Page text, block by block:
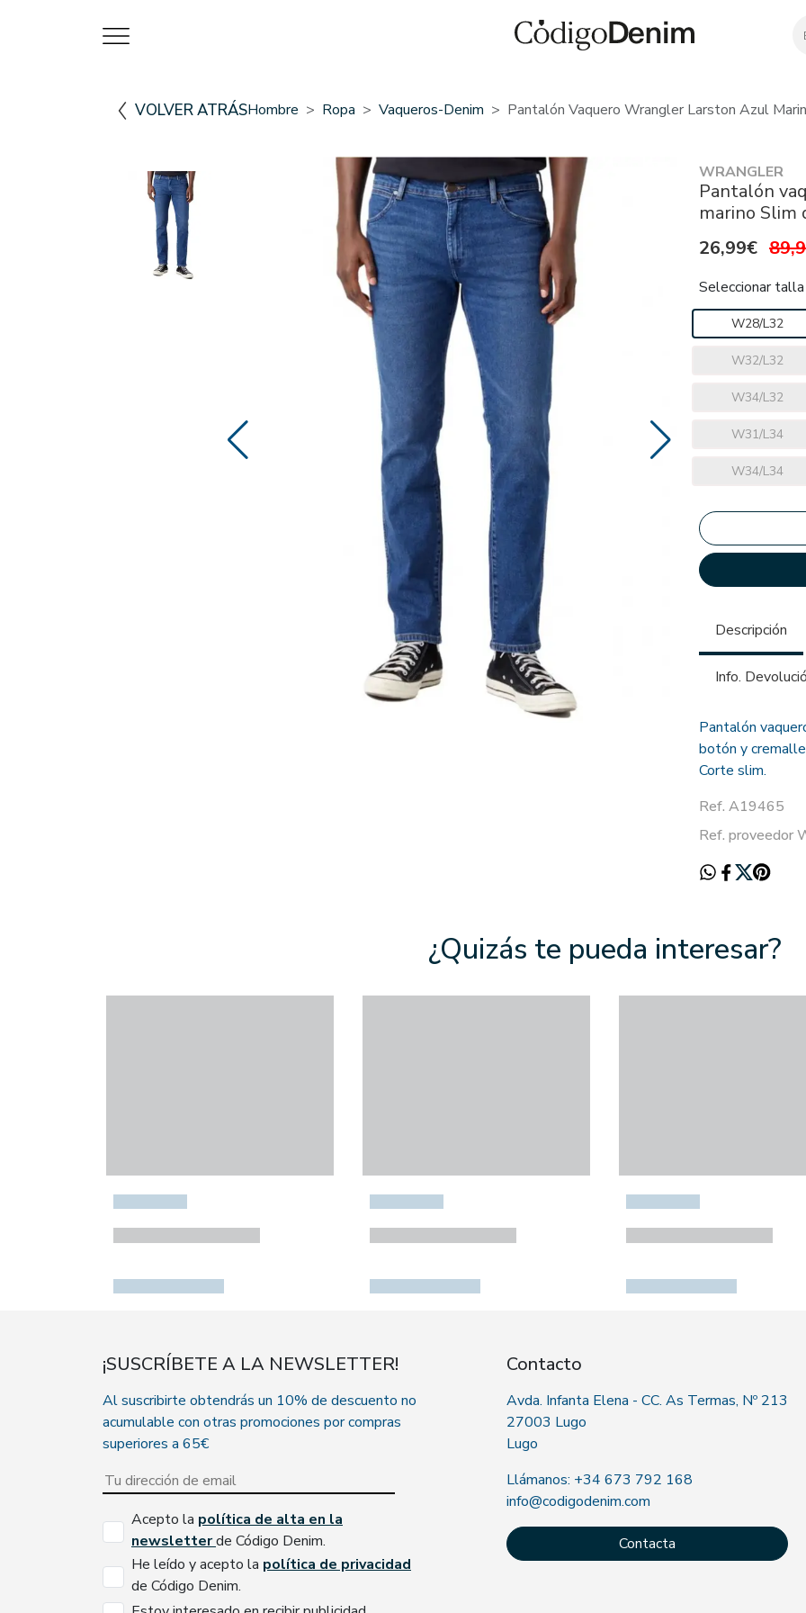
VOLVER ATRÁSHombre Ropa Vaqueros-Denim Pantalón Vaquero Wrangler Larston Azul
WRANGLER
Pantalón
marino Slim
26,99€
Seleccionar talla
W28/L32
W32/L32
W34/L32
W31/L34
W34/L34
Descripción
Info.
Pantalón
botón y
Corte slim.
Ref. A19465
Ref. proveedor
¿Quizás te pueda interesar?
¡SUSCRÍBETE A LA NEWSLETTER!
Al suscribirte obtendrás un 10% de descuento no
acumulable con otras promociones por compras
superiores a 65€
Acepto la política de alta en la
newsletterde Código Denim.
He leído y acepto la política de privacidad
de Código Denim.
Contacto
Avda. Infanta Elena - CC. As Termas, Nº 213
27003 Lugo
Lugo
Llámanos: +34 673 792 168
info@codigodenim.com
Contacta